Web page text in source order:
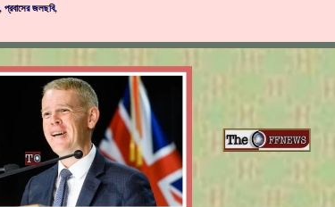
প্রবাসের জলছবি,